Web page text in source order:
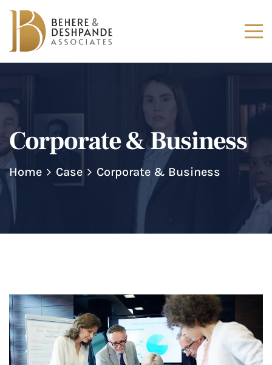
Corporate & Business
Home Case Corporate & Business